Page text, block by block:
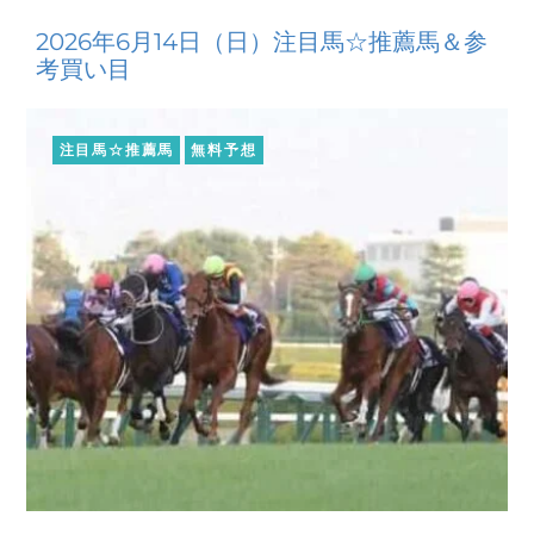
2026年6月14日（日）注目馬☆推薦馬＆参
考買い目
注目馬☆推薦馬 無料予想